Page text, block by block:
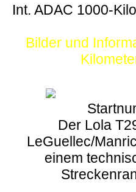
Int. ADAC 1000-
Bilder und
Der Lola
LeGuellec/
einem